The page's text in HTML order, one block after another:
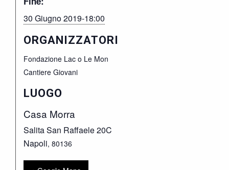
30 Giugno 2019-18:00
LUOGO
Casa Morra
Salita San Raffaele 20C
Napoli, 80136
ORGANIZZATORI
Fondazione Lac o Le Mon
Cantiere Giovani